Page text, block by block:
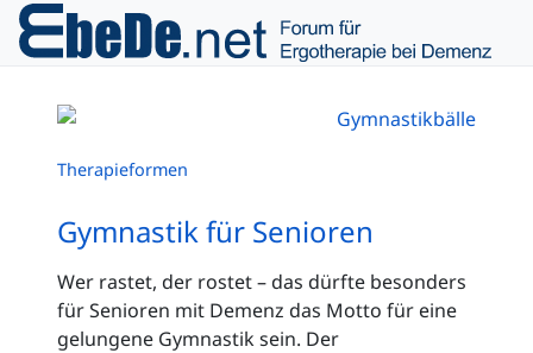
Therapieformen
Gymnastik für Senioren
Wer rastet, der rostet – das dürfte besonders
für Senioren mit Demenz das Motto für eine
gelungene Gymnastik sein. Der